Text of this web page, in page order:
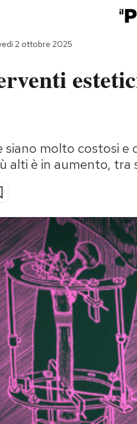
2 ottobre 2025
molto costosi e
alti è in aumento, tra